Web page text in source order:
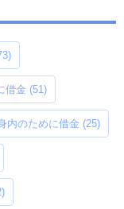
借金 (51)
内のために借金 (25)